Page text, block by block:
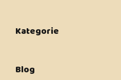
Kategorie
Blog